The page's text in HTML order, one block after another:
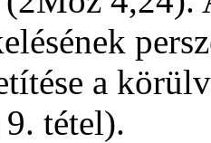
a
tétel).